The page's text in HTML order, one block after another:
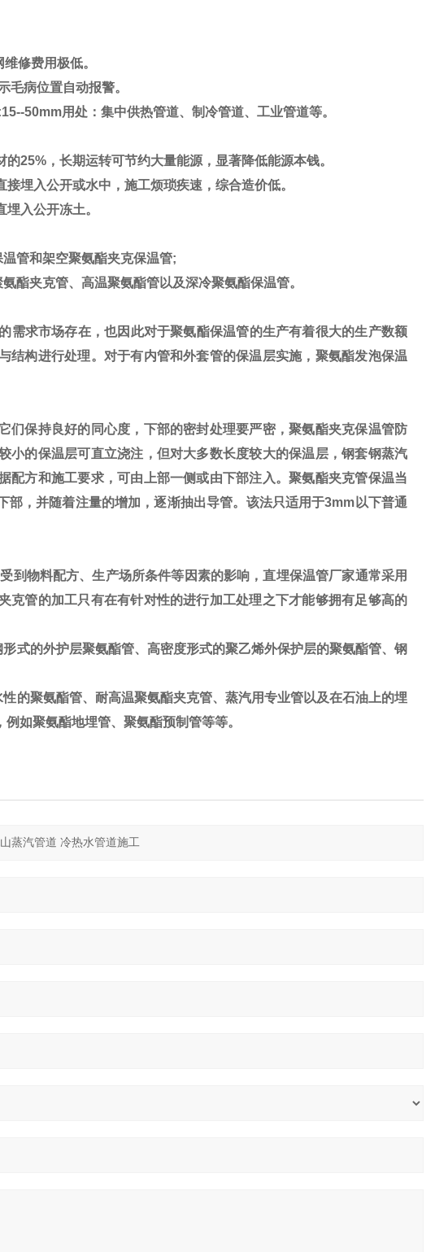
修费用极低。
病位置自动报警。
50mm用处：集中供热管道、制冷管道、工业管道等。
25%，长期运转可节约大量能源，显著降低能源本钱。
埋入公开或水中，施工烦琐疾速，综合造价低。
入公开冻土。
管和架空聚氨酯夹克保温管;
酯夹克管、高温聚氨酯管以及深冷聚氨酯保温管。
求市场存在，也因此对于聚氨酯保温管的生产有着很大的生产数额
结构进行处理。对于有内管和外套管的保温层实施，聚氨酯发泡保温
保持良好的同心度，下部的密封处理要严密，聚氨酯夹克保温管防
小的保温层可直立浇注，但对大多数长度较大的保温层，钢套钢蒸汽
配方和施工要求，可由上部一侧或由下部注入。聚氨酯夹克管保温当
，并随着注量的增加，逐渐抽出导管。该法只适用于3mm以下普通
物料配方、生产场所条件等因素的影响，直埋保温管厂家通常采用
克管的加工只有在有针对性的进行加工处理之下才能够拥有足够高的
式的外护层聚氨酯管、高密度形式的聚乙烯外保护层的聚氨酯管、钢
的聚氨酯管、耐高温聚氨酯夹克管、蒸汽用专业管以及在石油上的埋
如聚氨酯地埋管、聚氨酯预制管等等。